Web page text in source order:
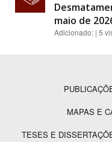
maio de
Adicionado: | 5
RodapéMAPAS E
TESES E